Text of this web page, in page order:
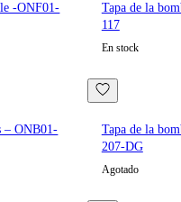
-ONF01-
Tapa de la
117
En stock
– ONB01-
Tapa de la
207-DG
Agotado